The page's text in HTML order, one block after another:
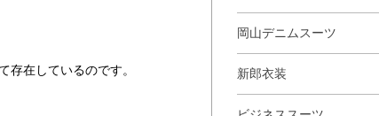
存在しているのです。
岡山デニムスーツ
新郎衣装